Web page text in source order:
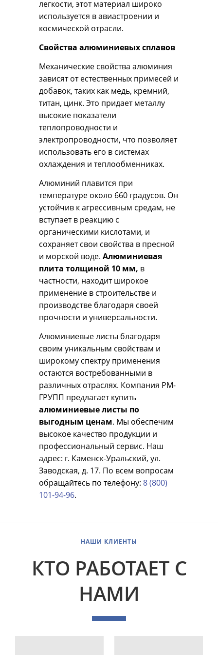
легкости, этот материал широко
используется в авиастроении и
космической отрасли.
Свойства алюминиевых сплавов
Механические свойства алюминия
зависят от естественных примесей и
добавок, таких как медь, кремний,
титан, цинк. Это придает металлу
высокие показатели
теплопроводности и
электропроводности, что позволяет
использовать его в системах
охлаждения и теплообменниках.
Алюминий плавится при
температуре около 660 градусов. Он
устойчив к агрессивным средам, не
вступает в реакцию с
органическими кислотами, и
сохраняет свои свойства в пресной
и морской воде. Алюминиевая
плита толщиной 10 мм, в
частности, находит широкое
применение в строительстве и
производстве благодаря своей
прочности и универсальности.
Алюминиевые листы благодаря
своим уникальным свойствам и
широкому спектру применения
остаются востребованными в
различных отраслях. Компания РМ-
ГРУПП предлагает купить
алюминиевые листы по
выгодным ценам. Мы обеспечим
высокое качество продукции и
профессиональный сервис. Наш
адрес: г. Каменск-Уральский, ул.
Заводская, д. 17. По всем вопросам
обращайтесь по телефону: 8 (800)
101-94-96.
НАШИ КЛИЕНТЫ
КТО РАБОТАЕТ С
НАМИ